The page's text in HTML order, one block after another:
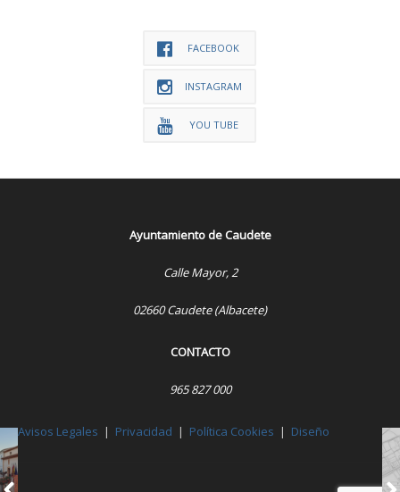
FACEBOOK
INSTAGRAM
YOU TUBE
Ayuntamiento de Caudete
Calle Mayor, 2
02660 Caudete (Albacete)
CONTACTO
965 827 000
Avisos Legales | Privacidad | Política Cookies | Diseño